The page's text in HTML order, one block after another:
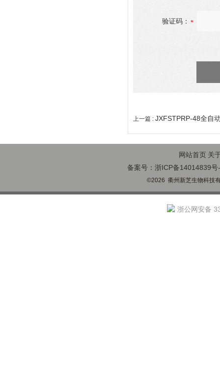
验证码：
上一篇 : JXFSTPRP-48全自
网站首页 关
备案号：浙ICP备14014839号
©2026 衢州新芝生物科技
浙公网安备